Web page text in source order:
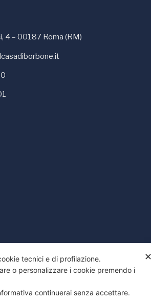
4 – 00187 Roma (RM)
tecnici e di profilazione.
o personalizzare i cookie premendo i
continuerai senza accettare.